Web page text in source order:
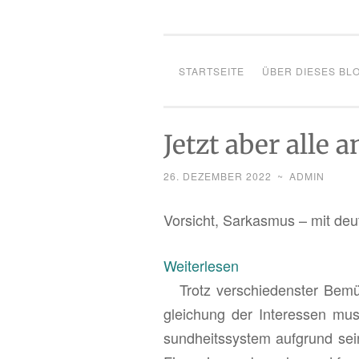
STARTSEITE ÜBER DIESES
Jetzt aber alle
26. DEZEMBER 2022 ~ ADMIN
Vor­sicht, Sar­kas­mus – mit
Wei­ter­le­sen:
Jetzt
aber
alle
Trotz ver­schie­dens­ter
glei­chung der In­ter­es­sen
sund­heits­sys­tem auf­grund